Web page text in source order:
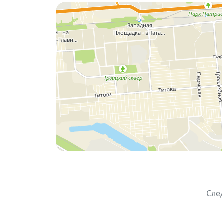
здания Новосибирска:
«Дом с часами»
здание Госбанка
ДК им. Октябрьской революции
Дом Аэрофлота
архитектурные объекты из Москвы,
Интересно, чтосама Башня
также
✨ Перенос строгой архитектуры
🤝 Партнер выставки — девелоперская